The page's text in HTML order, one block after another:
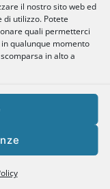
il nostro sito web ed
utilizzo. Potete
quali permetterci
qualunque momento
in alto a
01469660128
Tomarelli Marco